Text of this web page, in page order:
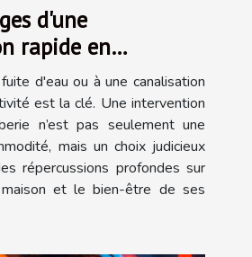
d'une
rapide en
d'eau ou à une canalisation
est la clé. Une intervention
n’est pas seulement une
mais un choix judicieux
répercussions profondes sur
et le bien-être de ses